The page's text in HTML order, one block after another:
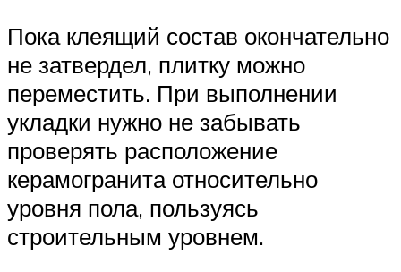
Пока клеящий состав окончательно
не затвердел, плитку можно
переместить. При выполнении
укладки нужно не забывать
проверять расположение
керамогранита относительно
уровня пола, пользуясь
строительным уровнем.